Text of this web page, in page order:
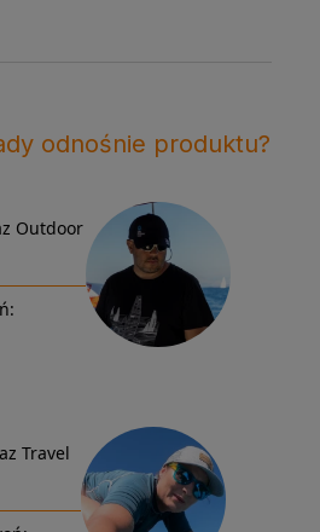
odnośnie produktu?
Outdoor
Travel